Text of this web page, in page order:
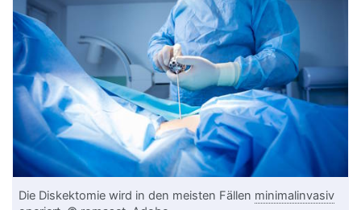
Die Diskektomie wird in den meisten Fällen minimalinvasiv